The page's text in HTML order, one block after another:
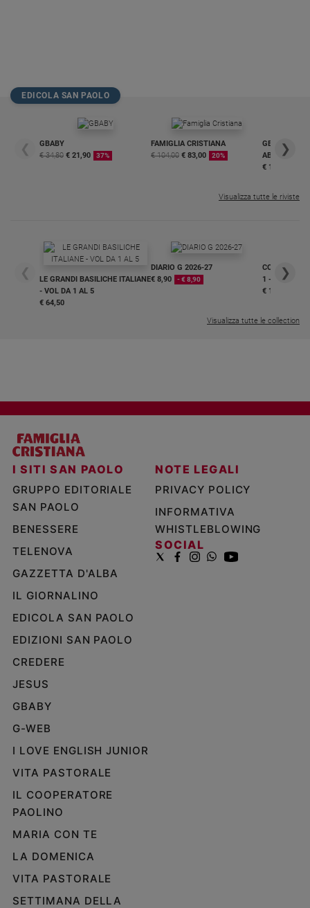
EDICOLA SAN PAOLO
❮
GBABY
€ 34,80 € 21,90 37%
FAMIGLIA CRISTIANA
€ 104,00 € 83,00 20%
GBABY
€ 16,99
❯
Visualizza tutte le riviste
❮
LE GRANDI BASILICHE ITALIANE
- VOL DA 1 AL 5
€ 64,50
DIARIO G 2026-27
€ 8,90
- € 8,90
COLLANA
1 - 2
€ 18,50
❯
Visualizza tutte le collection
I SITI SAN PAOLO
GRUPPO EDITORIALE
SAN PAOLO
BENESSERE
TELENOVA
GAZZETTA D'ALBA
IL GIORNALINO
EDICOLA SAN PAOLO
EDIZIONI SAN PAOLO
CREDERE
JESUS
GBABY
G-WEB
I LOVE ENGLISH JUNIOR
VITA PASTORALE
IL COOPERATORE
PAOLINO
MARIA CON TE
LA DOMENICA
VITA PASTORALE
SETTIMANA DELLA
NOTE LEGALI
PRIVACY POLICY
INFORMATIVA
WHISTLEBLOWING
SOCIAL